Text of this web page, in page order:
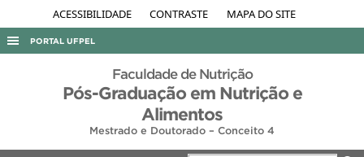
ACESSIBILIDADE CONTRASTE MAPA DO SITE
PORTAL UFPEL
ACESSO À INFORMAÇÃO
AUDITORIA
CONCURSOS
Faculdade de Nutrição
Pós-Graduação em Nutrição e
Alimentos
Mestrado e Doutorado – Conceito 4